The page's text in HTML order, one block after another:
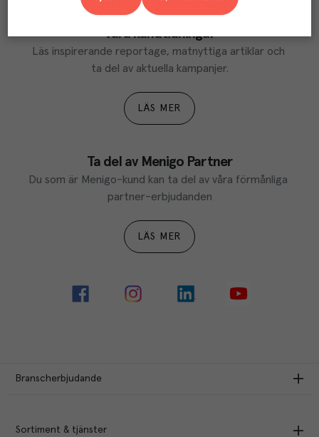
Våra kundtidningar
Läs inspirerande reportage, matnyttiga artiklar och
ta del av aktuella kampanjer.
LÄS MER
Ta del av Menigo Partner
Du som är Menigo-kund kan ta del av våra förmånliga
partner-erbjudanden
LÄS MER
Branscherbjudande
Sortiment & tjänster